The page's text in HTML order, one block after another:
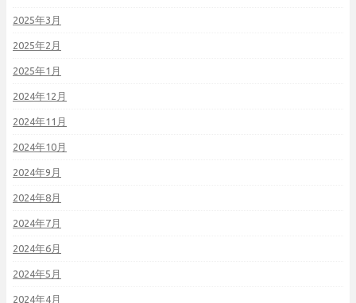
2025年3月
2025年2月
2025年1月
2024年12月
2024年11月
2024年10月
2024年9月
2024年8月
2024年7月
2024年6月
2024年5月
2024年4月